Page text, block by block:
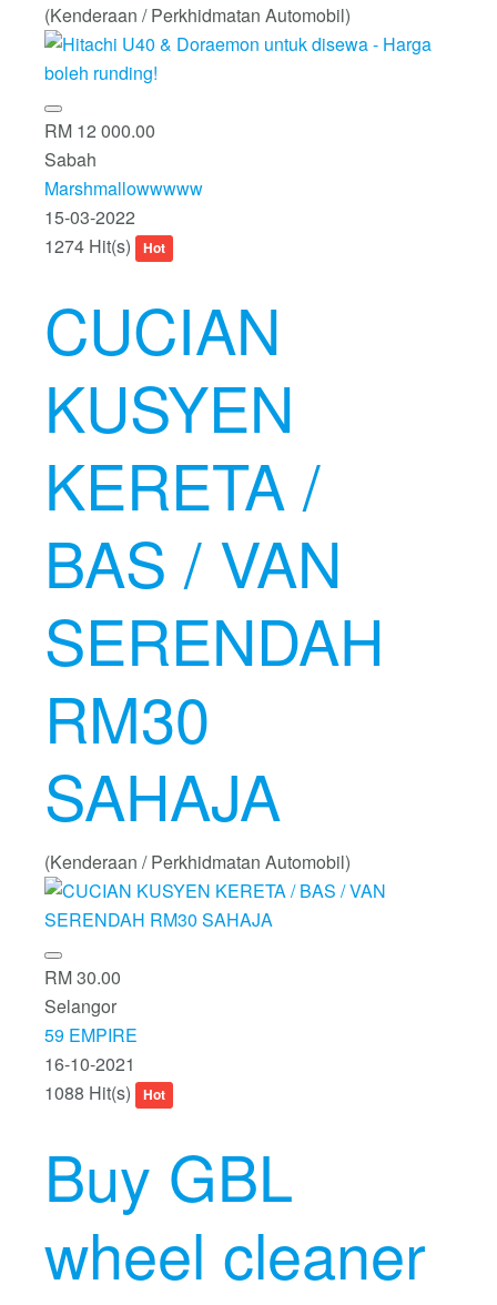
(Kenderaan / Perkhidmatan Automobil)
RM 12 000.00
Sabah
Marshmallowwwww
15-03-2022
1274 Hit(s)
Hot
CUCIAN
KUSYEN
KERETA /
BAS / VAN
SERENDAH
RM30
SAHAJA
(Kenderaan / Perkhidmatan Automobil)
RM 30.00
Selangor
59 EMPIRE
16-10-2021
1088 Hit(s)
Hot
Buy GBL
wheel cleaner